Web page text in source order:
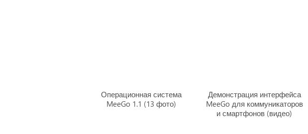
Операционная система
MeeGo 1.1 (13 фото)
Демонстрация интерфейса
MeeGo для коммуникаторов
и смартфонов (видео)